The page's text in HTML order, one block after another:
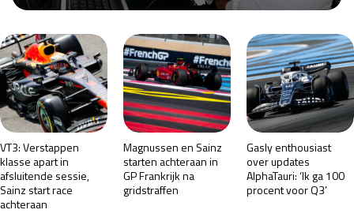
GP VERENIGDE STATEN 2026 23 - 25 okt
Kwalificatie
za 23:00 - 00:00
Race
zo 21:00 - 23:00
GP SÃO PAULO 2026 06 - 08 nov
Kwalificatie
VT3: Verstappen
klasse apart in
afsluitende sessie,
Sainz start race
achteraan
Magnussen en Sainz
starten achteraan in
GP Frankrijk na
gridstraffen
Gasly enthousiast
over updates
AlphaTauri: ‘Ik ga 100
procent voor Q3’